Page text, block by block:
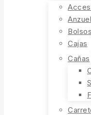
Bolsos
Cajas
Cañas